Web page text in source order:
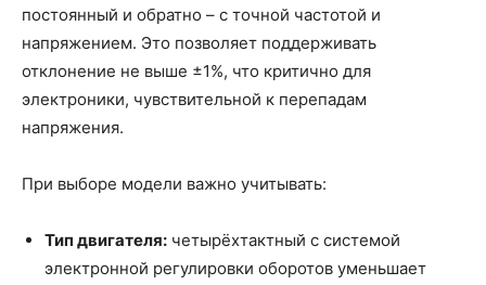
постоянный и обратно – с точной частотой и
напряжением. Это позволяет поддерживать
отклонение не выше ±1%, что критично для
электроники, чувствительной к перепадам
напряжения.
При выборе модели важно учитывать:
Тип двигателя: четырёхтактный с системой
электронной регулировки оборотов уменьшает